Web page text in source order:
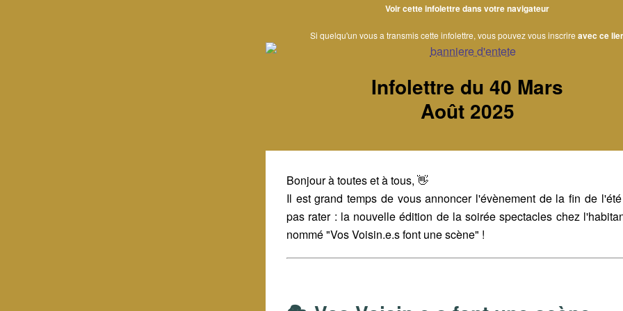
Voir cette infolettre dans votre navigateur
Si quelqu'un vous a transmis cette infolettre, vous pouvez vous inscrire avec ce
Infolettre du 40 Mars
Août 2025
Bonjour à toutes et à tous, 👋
Il est grand temps de vous annoncer l'évènement de la fin de
pas rater : la nouvelle édition de la soirée spectacles chez
nommé "Vos Voisin.e.s font une scène" !